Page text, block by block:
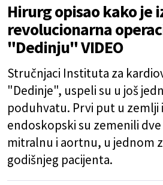
Hirurg opisao kako je
revolucionarna
"Dedinju" VIDEO
Stručnjaci Instituta za
"Dedinje", uspeli su u još
poduhvatu. Prvi put u zemlji
endoskopski su zemenili
mitralnu i aortnu, u jednom
godišnjeg pacijenta.